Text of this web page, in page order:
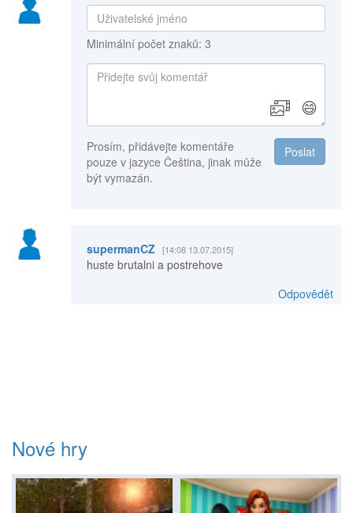
Minimální počet znaků: 3
😄
Poslat
Prosím, přidávejte komentáře
pouze v jazyce Čeština, jinak může
být vymazán.
supermanCZ [14:08 13.07.2015]
huste brutalni a postrehove
Odpovědět
Nové hry